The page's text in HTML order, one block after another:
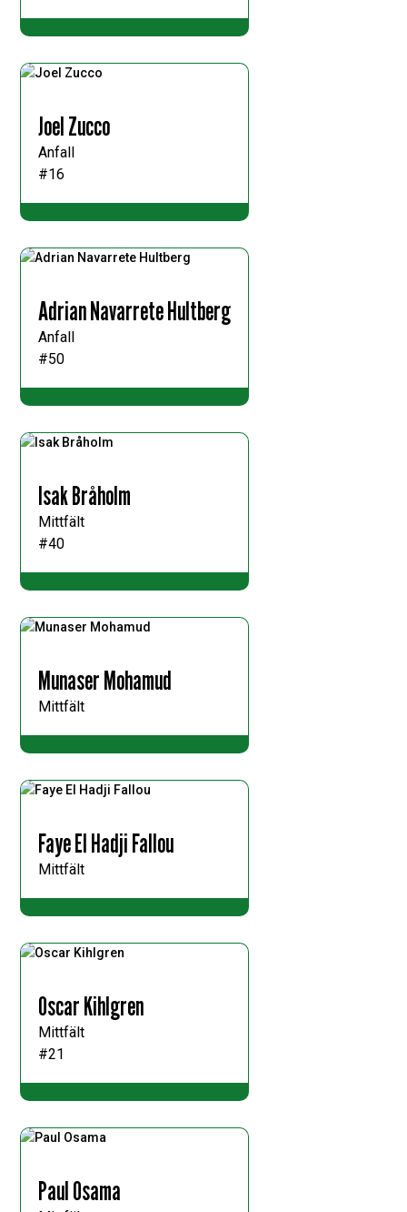
Joel Zucco
Anfall
#16
Adrian Navarrete Hultberg
Anfall
#50
Isak Bråholm
Mittfält
#40
Munaser Mohamud
Mittfält
Faye El Hadji Fallou
Mittfält
Oscar Kihlgren
Mittfält
#21
Paul Osama